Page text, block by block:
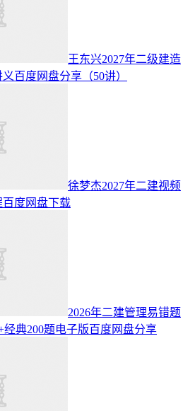
王东兴2027年二级建造
百度网盘分享（50讲）
徐梦杰2027年二建视频
度网盘下载
2026年二建管理易错题
典200题电子版百度网盘分享